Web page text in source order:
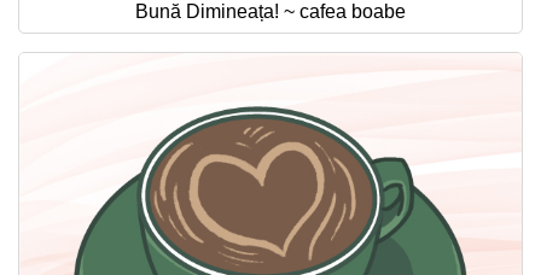
Bună Dimineața! ~ cafea boabe